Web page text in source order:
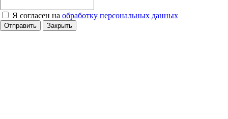
Я согласен на обработку персональных данных
Отправить Закрыть